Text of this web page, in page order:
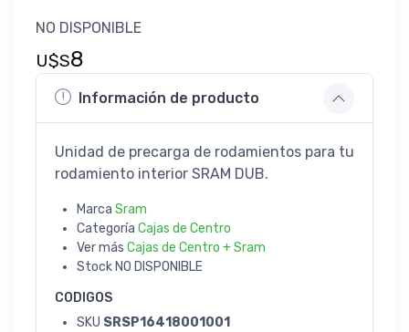
NO DISPONIBLE
U$S8
Información de producto
Unidad de precarga de rodamientos para tu
rodamiento interior SRAM DUB.
Marca Sram
Categoría Cajas de Centro
Ver más Cajas de Centro + Sram
Stock NO DISPONIBLE
CODIGOS
SKU SRSP16418001001